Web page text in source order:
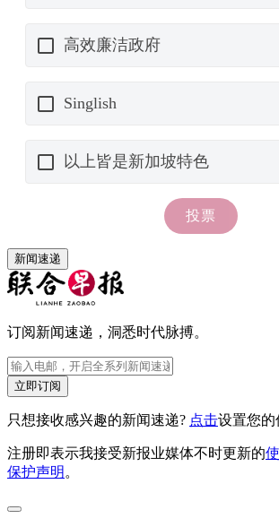
新闻速递
订阅新闻速递，洞悉时代脉搏。
立即订阅
只想接收感兴趣的新闻速递? 点击设置您的
注册即表示我接受新报业媒体不时更新的
保护声明 。